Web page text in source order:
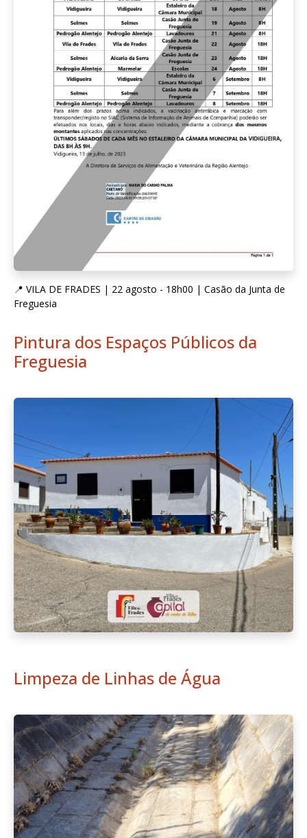
📍 VILA DE FRADES | 22 agosto - 18h00 | Casão da Junta de
Freguesia
Pintura dos Espaços Públicos da
Freguesia
Limpeza de Linhas de Água